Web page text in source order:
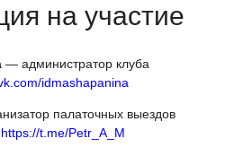
на участие
— администратор клуба
idmashapanina
палаточных выездов
https://t.me/Petr_A_M